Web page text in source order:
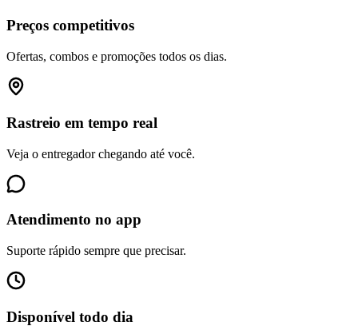
Preços competitivos
Ofertas, combos e promoções todos os dias.
Rastreio em tempo real
Veja o entregador chegando até você.
Atendimento no app
Suporte rápido sempre que precisar.
Disponível todo dia